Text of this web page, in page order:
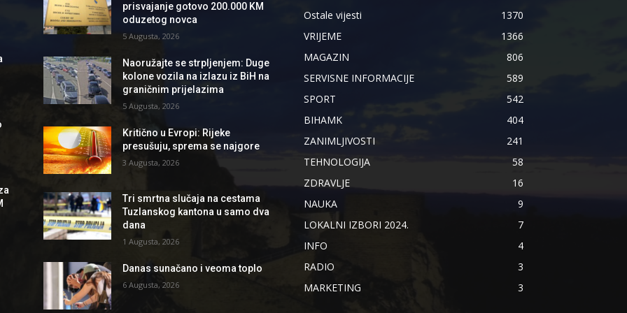
prisvajanje gotovo 200.000 KM
oduzetog novca
5 Augusta, 2026
Naoružajte se strpljenjem: Duge
kolone vozila na izlazu iz BiH na
graničnim prijelazima
5 Augusta, 2026
Kritično u Evropi: Rijeke
presušuju, sprema se najgore
3 Augusta, 2026
Tri smrtna slučaja na cestama
Tuzlanskog kantona u samo dva
dana
1 Augusta, 2026
Danas sunačano i veoma toplo
6 Augusta, 2026
Ostale vijesti
1370
VRIJEME
1366
MAGAZIN
806
SERVISNE INFORMACIJE
589
SPORT
542
BIHAMK
404
ZANIMLJIVOSTI
241
TEHNOLOGIJA
58
ZDRAVLJE
16
NAUKA
9
LOKALNI IZBORI 2024.
7
INFO
4
RADIO
3
MARKETING
3